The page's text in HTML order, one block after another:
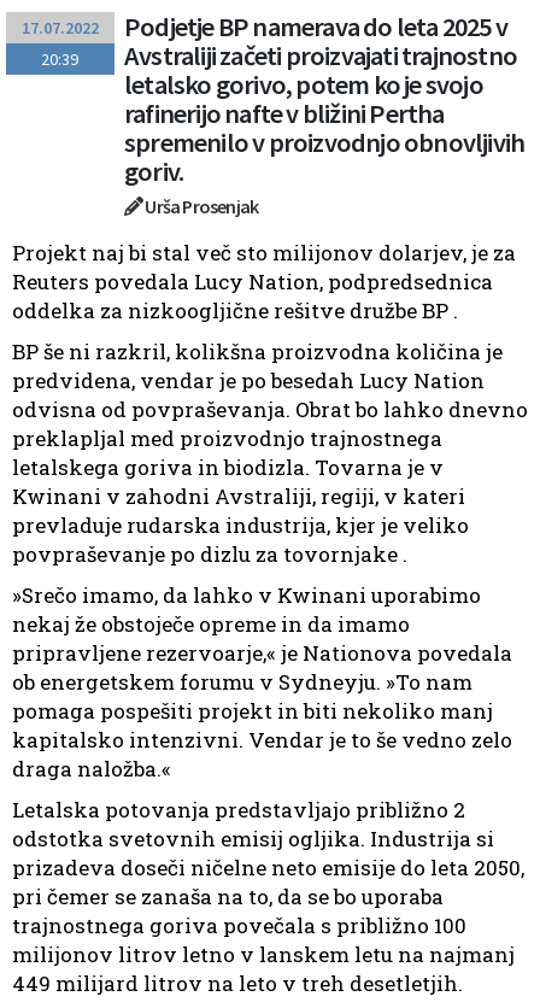
17.07.2022
20:39
Podjetje BP namerava do leta 2025 v
Avstraliji začeti proizvajati trajnostno
letalsko gorivo, potem ko je svojo
rafinerijo nafte v bližini Pertha
spremenilo v proizvodnjo obnovljivih
goriv.
Urša Prosenjak
Projekt naj bi stal več sto milijonov dolarjev, je za
Reuters povedala Lucy Nation, podpredsednica
oddelka za nizkoogljične rešitve družbe BP .
BP še ni razkril, kolikšna proizvodna količina je
predvidena, vendar je po besedah Lucy Nation
odvisna od povpraševanja. Obrat bo lahko dnevno
preklapljal med proizvodnjo trajnostnega
letalskega goriva in biodizla. Tovarna je v
Kwinani v zahodni Avstraliji, regiji, v kateri
prevladuje rudarska industrija, kjer je veliko
povpraševanje po dizlu za tovornjake .
»Srečo imamo, da lahko v Kwinani uporabimo
nekaj že obstoječe opreme in da imamo
pripravljene rezervoarje,« je Nationova povedala
ob energetskem forumu v Sydneyju. »To nam
pomaga pospešiti projekt in biti nekoliko manj
kapitalsko intenzivni. Vendar je to še vedno zelo
draga naložba.«
Letalska potovanja predstavljajo približno 2
odstotka svetovnih emisij ogljika. Industrija si
prizadeva doseči ničelne neto emisije do leta 2050,
pri čemer se zanaša na to, da se bo uporaba
trajnostnega goriva povečala s približno 100
milijonov litrov letno v lanskem letu na najmanj
449 milijard litrov na leto v treh desetletjih.